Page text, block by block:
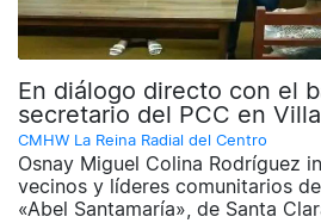
En diálogo directo con el
secretario del PCC en
CMHW La Reina Radial del Centro
Osnay Miguel Colina Rodríguez
vecinos y líderes comunitarios
«Abel Santamaría», de Santa